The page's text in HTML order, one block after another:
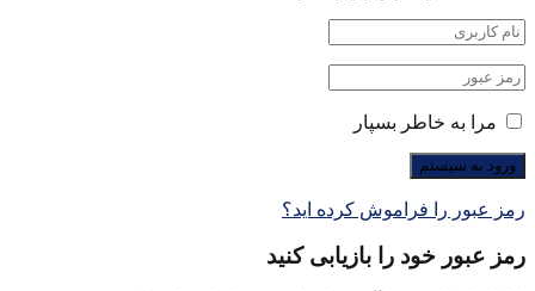
مرا به خاطر بسپار
رمز عبور را فراموش کرده اید؟
رمز عبور خود را بازیابی کنید